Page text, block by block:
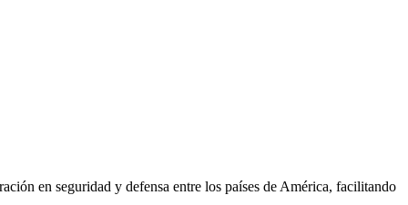
en seguridad y defensa entre los países de América, facilitando